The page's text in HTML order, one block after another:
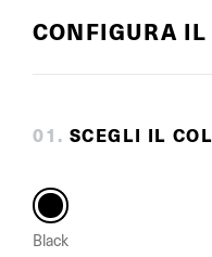
CONFIGURA
01 . SCEGLI IL
Black